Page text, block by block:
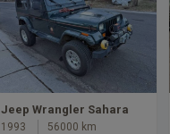
Jeep Wrangler Sahara
1993 56000 km